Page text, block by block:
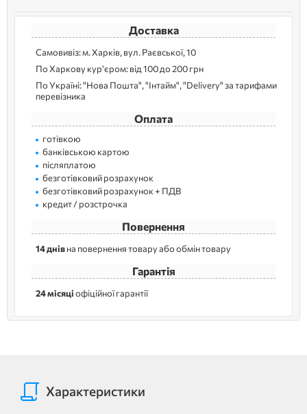
Доставка
Самовивіз: м. Харків, вул. Раєвської, 10
По Харкову кур'єром: від 100 до 200 грн
По Україні: "Нова Пошта", "Інтайм", "Delivery" за тарифами
перевізника
Оплата
готівкою
банківською картою
післяплатою
безготівковий розрахунок
безготівковий розрахунок + ПДВ
кредит / розстрочка
Повернення
14 днівна повернення товару або обмін товару
Гарантія
24 місяціофіційної гарантії
Характеристики